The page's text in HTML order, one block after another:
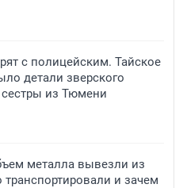
с полицейским. Тайское
детали зверского
сестры из Тюмени
металла вывезли из
и зачем